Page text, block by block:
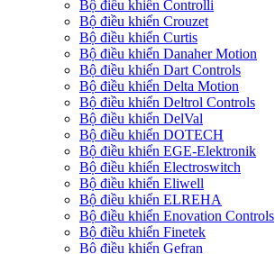
Bộ điều khiển Controlli
Bộ điều khiển Crouzet
Bộ điều khiển Curtis
Bộ điều khiển Danaher Motion
Bộ điều khiển Dart Controls
Bộ điều khiển Delta Motion
Bộ điều khiển Deltrol Controls
Bộ điều khiển DelVal
Bộ điều khiển DOTECH
Bộ điều khiển EGE-Elektronik
Bộ điều khiển Electroswitch
Bộ điều khiển Eliwell
Bộ điều khiển ELREHA
Bộ điều khiển Enovation Controls
Bộ điều khiển Finetek
Bộ điều khiển Gefran